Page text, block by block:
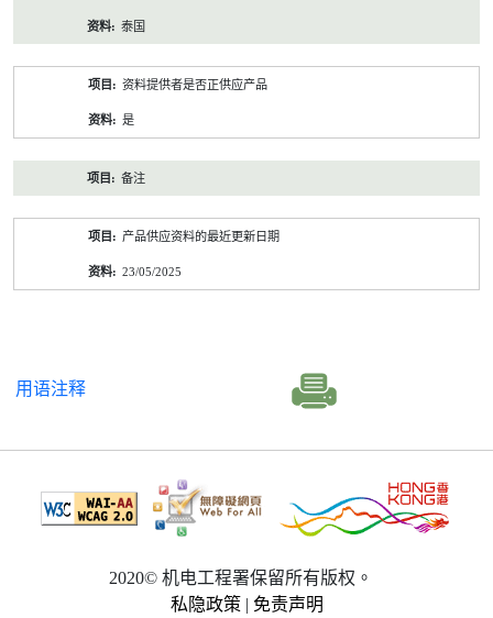
泰国
资料提供者是否正供应产品
是
备注
产品供应资料的最近更新日期
23/05/2025
用语注释
2020© 机电工程署保留所有版权。
私隐政策 | 免责声明